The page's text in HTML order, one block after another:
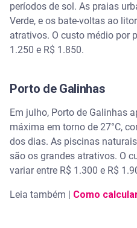
períodos de sol. As praias
Verde, e os bate-voltas ao
atrativos. O custo médio por
1.250 e R$ 1.850.
Porto de Galinhas
Em julho, Porto de Galinhas
máxima em torno de 27°C,
dos dias. As piscinas
são os grandes atrativos. O
variar entre R$ 1.300 e R$
Leia também | Como